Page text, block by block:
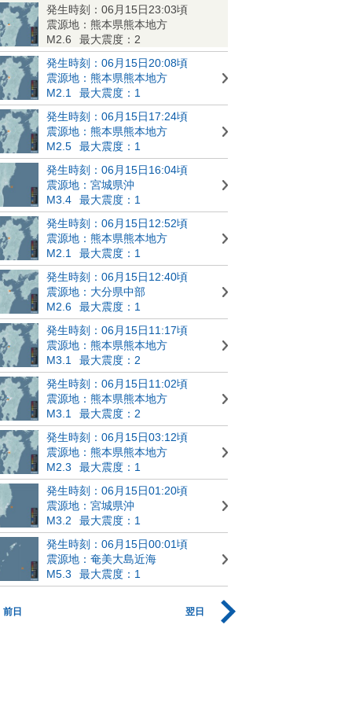
発生時刻：06月15日23:03頃
震源地：熊本県熊本地方
M2.6
最大震度：2
発生時刻：06月15日20:08頃
震源地：熊本県熊本地方
M2.1
最大震度：1
発生時刻：06月15日17:24頃
震源地：熊本県熊本地方
M2.5
最大震度：1
発生時刻：06月15日16:04頃
震源地：宮城県沖
M3.4
最大震度：1
発生時刻：06月15日12:52頃
震源地：熊本県熊本地方
M2.1
最大震度：1
発生時刻：06月15日12:40頃
震源地：大分県中部
M2.6
最大震度：1
発生時刻：06月15日11:17頃
震源地：熊本県熊本地方
M3.1
最大震度：2
発生時刻：06月15日11:02頃
震源地：熊本県熊本地方
M3.1
最大震度：2
発生時刻：06月15日03:12頃
震源地：熊本県熊本地方
M2.3
最大震度：1
発生時刻：06月15日01:20頃
震源地：宮城県沖
M3.2
最大震度：1
発生時刻：06月15日00:01頃
震源地：奄美大島近海
M5.3
最大震度：1
前日 翌日